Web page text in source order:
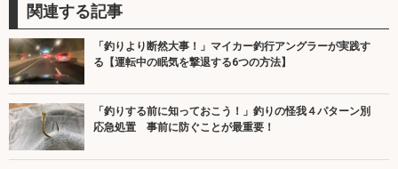
関連する記事
「釣りより断然大事！」マイカー釣行アングラーが実践す
る【運転中の眠気を撃退する6つの方法】
「釣りする前に知っておこう！」釣りの怪我４パターン別
応急処置 事前に防ぐことが最重要！